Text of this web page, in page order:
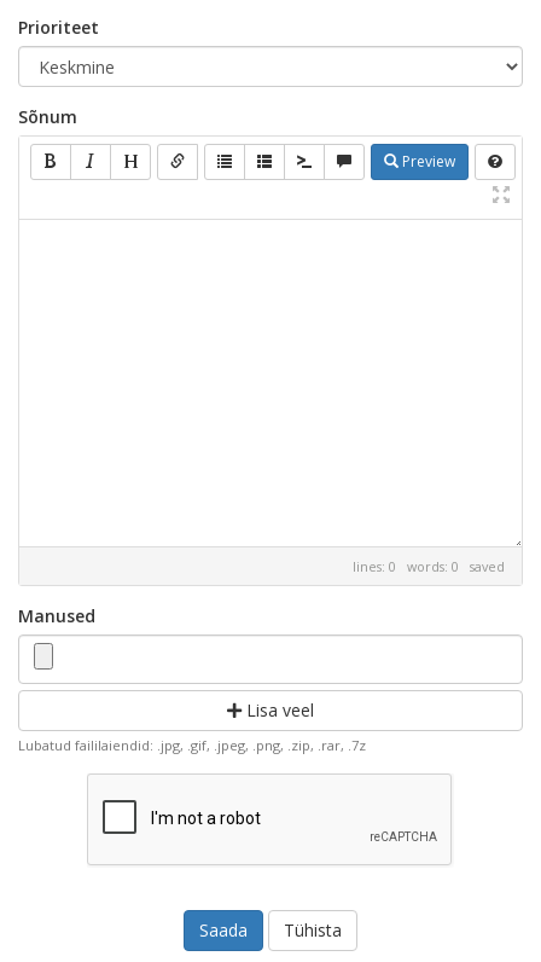
Prioriteet
Sõnum
Preview
lines: 0 words: 0 saved
Manused
Lisa veel
Lubatud faililaiendid: .jpg, .gif, .jpeg, .png, .zip, .rar, .7z
Tühista